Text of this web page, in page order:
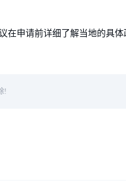
在申请前详细了解当地的具
!